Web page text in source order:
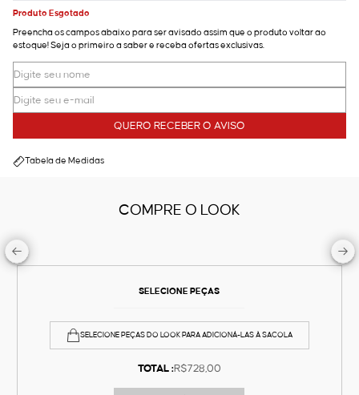
Produto Esgotado
Preencha os campos abaixo para ser avisado assim que o produto voltar ao
estoque! Seja o primeiro a saber e receba ofertas exclusivas.
QUERO RECEBER O AVISO
Tabela de Medidas
COMPRE O LOOK
SELECIONE PEÇAS
SELECIONE PEÇAS DO LOOK PARA ADICIONÁ-LAS À SACOLA
TOTAL :R$728,00